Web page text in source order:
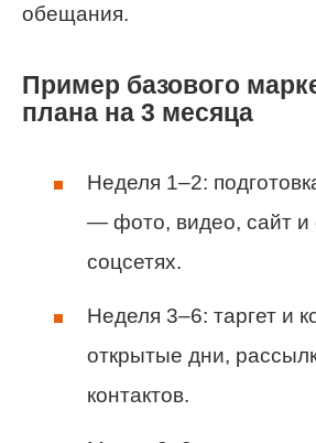
обещания.
Пример базового
плана на 3 месяца
Неделя 1–2:
— фото, видео, сайт и
соцсетях.
Неделя 3–6: таргет и
открытые дни,
контактов.